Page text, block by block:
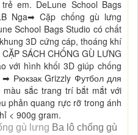
em. DeLune School Bags
Nga➡ Cặp chống gù lưng
School Bags Studio có chất
3D cứng cáp, thoáng khí
SÁCH CHỐNG GÙ LƯNG
với hình khối 3D giúp chống
Рюкзак Grizzly Футбол для
màu sắc trang trí bắt mắt với
phản quang rực rỡ trong ánh
< 900g gram.
gù lưng Ba lô chống gù